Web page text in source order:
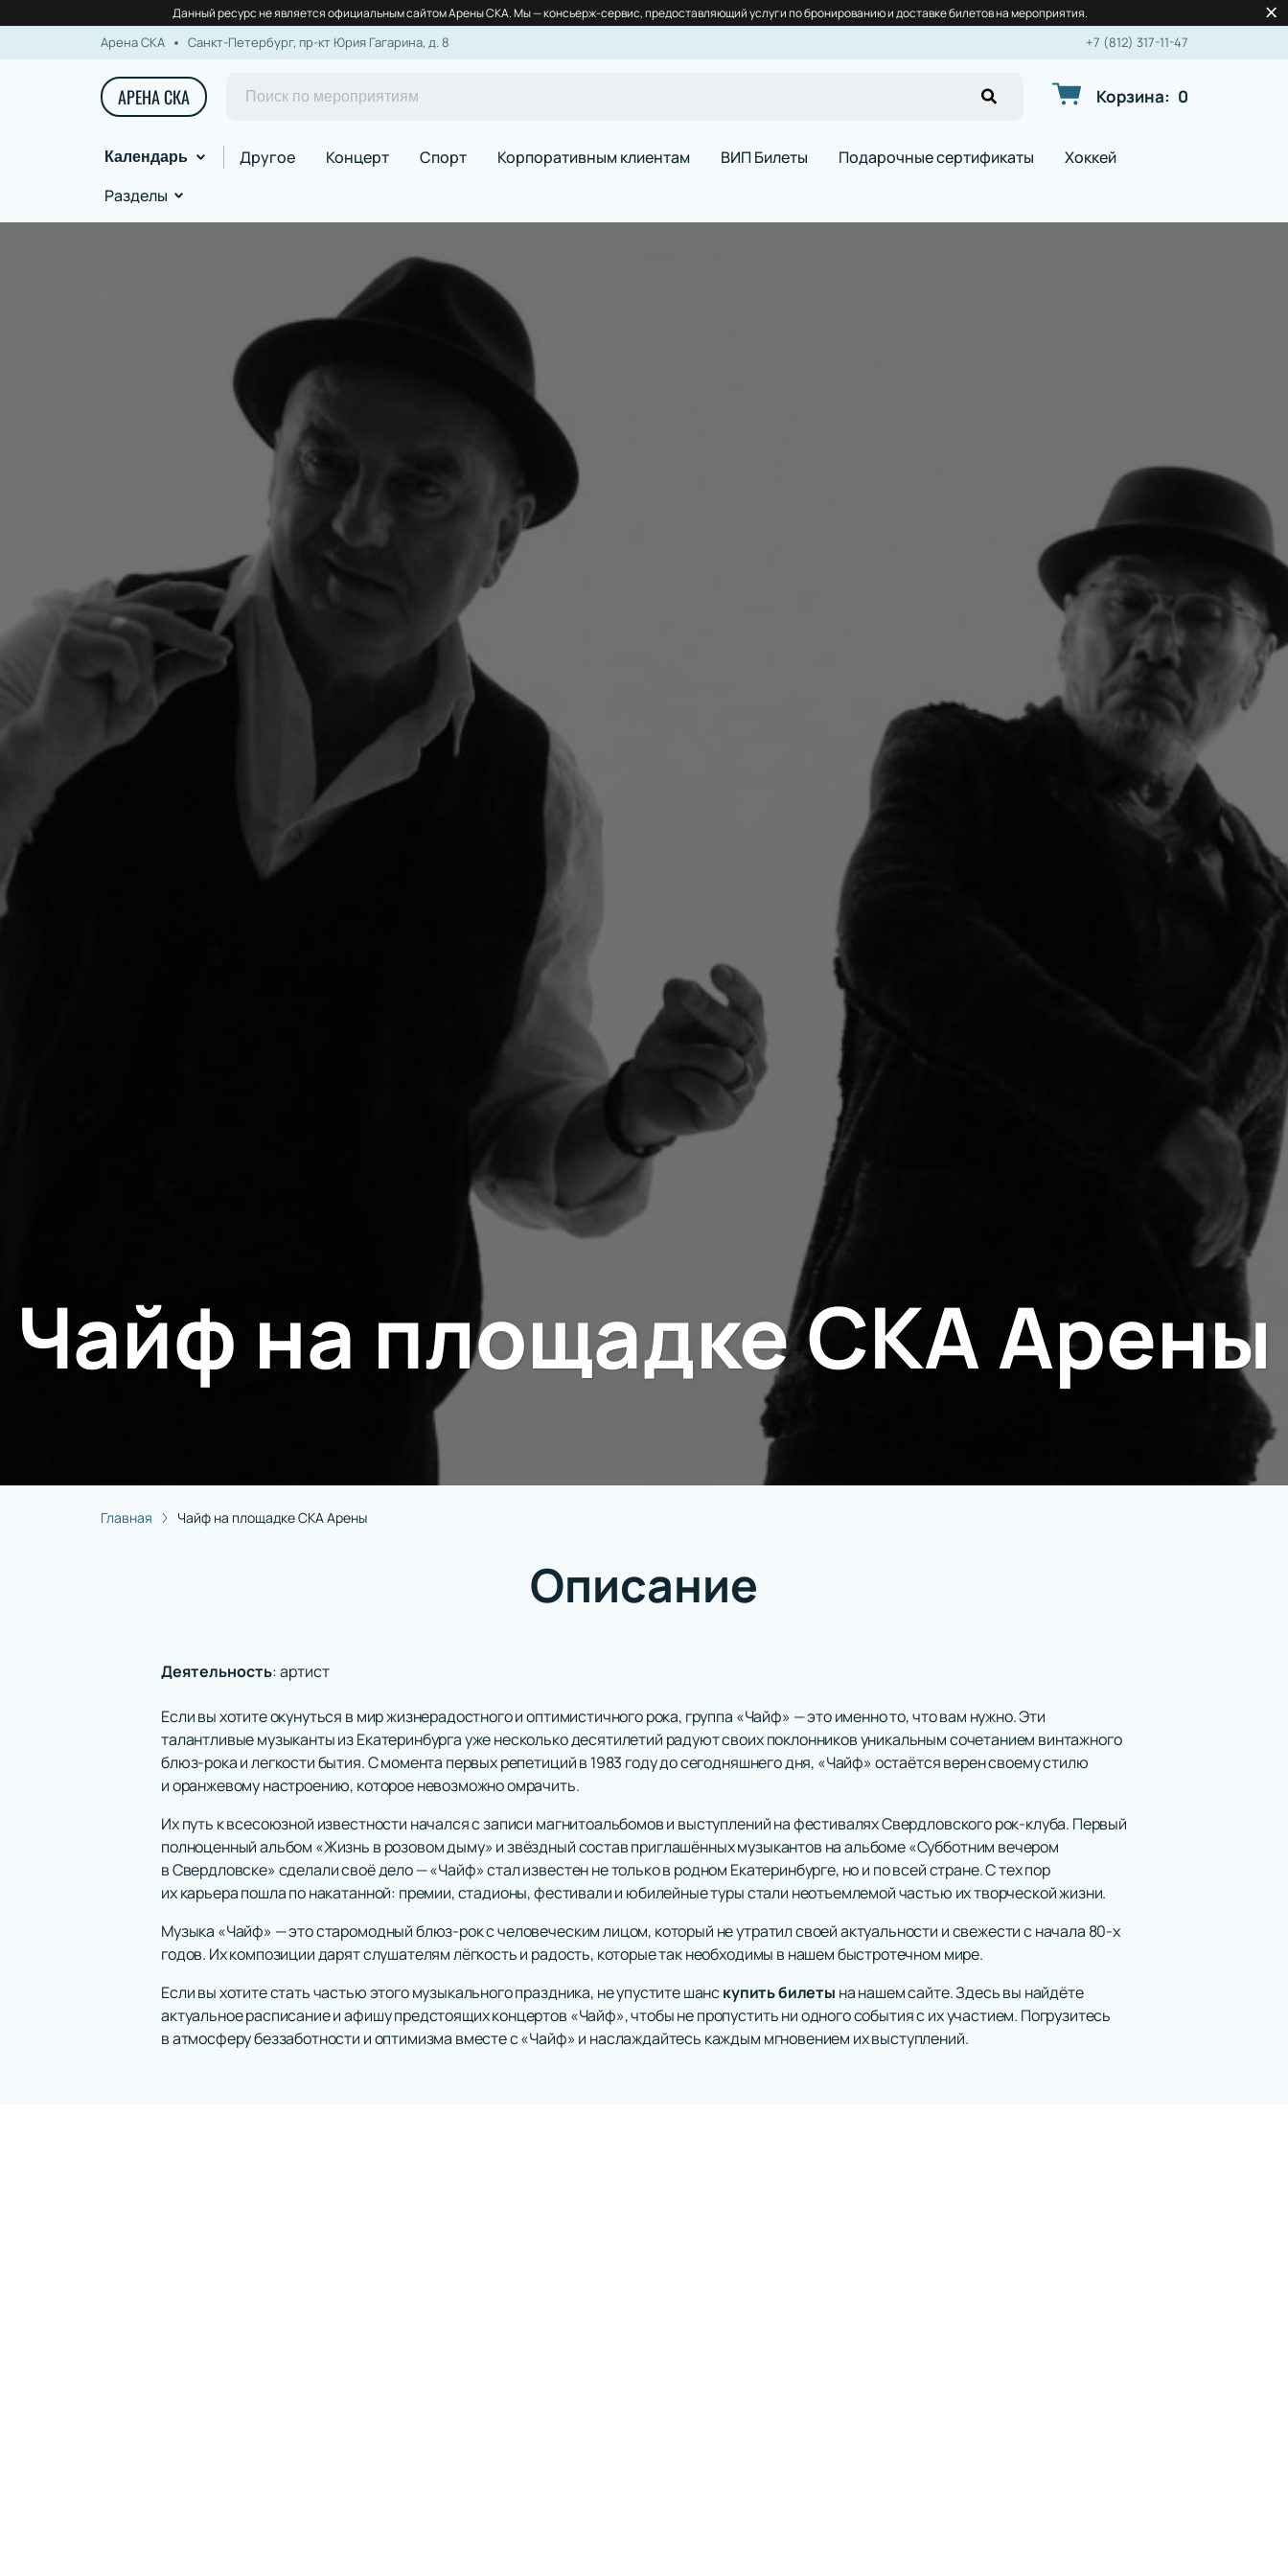
Данный ресурс не является официальным сайтом Арены СКА. Мы — консьерж-сервис, предоставляющий услуги по бронированию и доставке билетов на мероприятия.
Арена СКА Санкт-Петербург, пр-кт Юрия Гагарина, д. 8 +7 (812) 317-11-47
АРЕНА СКА Корзина: 0
Календарь Другое Концерт Спорт Корпоративным клиентам ВИП Билеты Подарочные сертификаты
Хоккей
Разделы
Чайф на площадке СКА Арены
Главная Чайф на площадке СКА Арены
Описание
Деятельность:артист
Если вы хотите окунуться в мир жизнерадостного и оптимистичного рока, группа «Чайф» — это именно то, что вам нужно. Эти
талантливые музыканты из Екатеринбурга уже несколько десятилетий радуют своих поклонников уникальным сочетанием винтажного
блюз-рока и легкости бытия. С момента первых репетиций в 1983 году до сегодняшнего дня, «Чайф» остаётся верен своему стилю
и оранжевому настроению, которое невозможно омрачить.
Их путь к всесоюзной известности начался с записи магнитоальбомов и выступлений на фестивалях Свердловского рок-клуба. Первый
полноценный альбом «Жизнь в розовом дыму» и звёздный состав приглашённых музыкантов на альбоме «Субботним вечером
в Свердловске» сделали своё дело — «Чайф» стал известен не только в родном Екатеринбурге, но и по всей стране. С тех пор
их карьера пошла по накатанной: премии, стадионы, фестивали и юбилейные туры стали неотъемлемой частью их творческой жизни.
Музыка «Чайф» — это старомодный блюз-рок с человеческим лицом, который не утратил своей актуальности и свежести с начала 80-х
годов. Их композиции дарят слушателям лёгкость и радость, которые так необходимы в нашем быстротечном мире.
Если вы хотите стать частью этого музыкального праздника, не упустите шанскупить билеты на нашем сайте. Здесь вы найдёте
актуальное расписание и афишу предстоящих концертов «Чайф», чтобы не пропустить ни одного события с их участием. Погрузитесь
в атмосферу беззаботности и оптимизма вместе с «Чайф» и наслаждайтесь каждым мгновением их выступлений.